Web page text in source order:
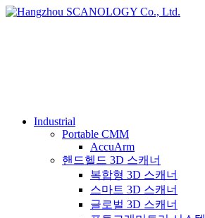
Industrial
Portable CMM
AccuArm
핸드헬드 3D 스캐너
복합형 3D 스캐너
스마트 3D 스캐너
글로벌 3D 스캐너